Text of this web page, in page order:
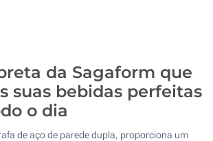
da Sagaform que
suas bebidas perfeitas
o dia
de aço de parede dupla, proporciona um